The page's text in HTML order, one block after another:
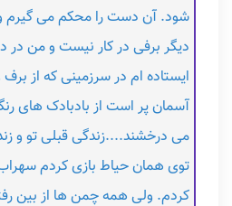
شود. آن دست را محکم می گیرم
دیگر برفی در کار نیست و من
ایستاده ام در سرزمینی که از
آسمان پر است از بادبادک های
می درخشند....زندگی قبلی تو و
توی همان حیاط بازی کردم
کردم. ولی همه چمن ها از بین